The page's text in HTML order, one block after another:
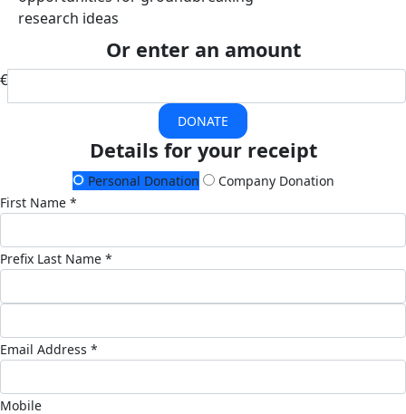
research ideas
Or enter an amount
€
DONATE
Details for your receipt
Personal Donation
Company Donation
First Name *
Prefix Last Name *
Email Address *
Mobile